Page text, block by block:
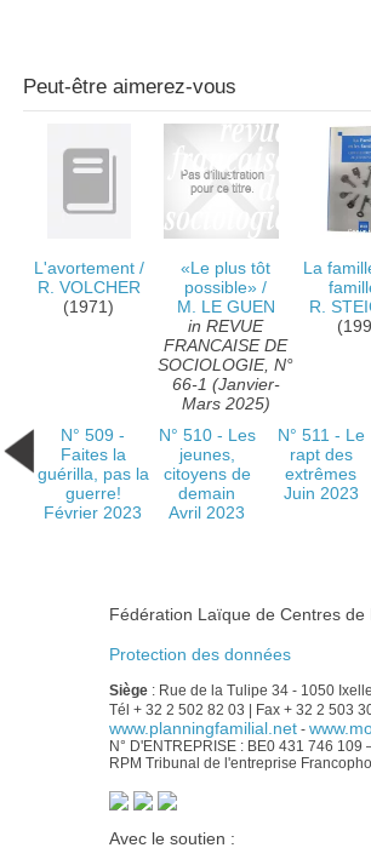
Peut-être aimerez-vous
L'avortement/
R. VOLCHER
(1971)
«Le plus tôt
possible» /
M. LE GUEN
in REVUE
FRANCAISE DE
SOCIOLOGIE, N°
66-1 (Janvier-
Mars 2025)
La
R.
N° 509 -
Faites la
guérilla, pas la
guerre!
Février 2023
N° 510 - Les
jeunes,
citoyens de
demain
Avril 2023
N° 511 - Le
rapt des
extrêmes
Juin 2023
Fédération Laïque de Centres
Protection des données
Siège: Rue de la Tulipe 34 - 1050
Tél + 32 2 502 82 03 | Fax + 32 2 503
www.planningfamilial.net-
N° D'ENTREPRISE : BE0 431 746
RPM Tribunal de l'entreprise
Avec le soutien :